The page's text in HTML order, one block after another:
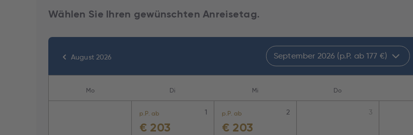
Wählen Sie Ihren gewünschten Anreisetag.
August 2026 September 2026 (p.P. ab 177 €)
Mo Di Mi Do
1
p.P. ab
€ 203
2
p.P. ab
€ 203
3